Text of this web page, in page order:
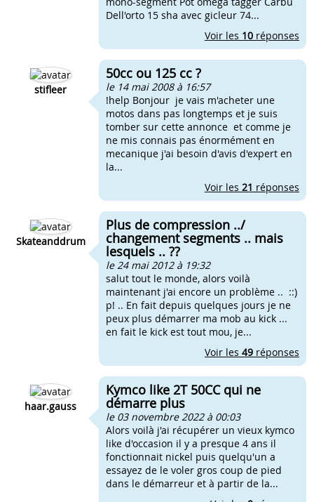
Dell'orto 15 sha avec gicleur 74...
Voir les 10 réponses
stifleer
50cc ou 125 cc ?
le 14 mai 2008 à 16:57
!help Bonjour je vais m'acheter une
motos dans pas longtemps et je suis
tomber sur cette annonce et comme je
ne mis connais pas énormément en
mecanique j'ai besoin d'avis d'expert en
la...
Voir les 21 réponses
Skateanddrum
Plus de compression ../
changement segments .. mais
lesquels .. ??
le 24 mai 2012 à 19:32
salut tout le monde, alors voilà
maintenant j'ai encore un problème .. ::)
p! .. En fait depuis quelques jours je ne
peux plus démarrer ma mob au kick ...
en fait le kick est tout mou, je...
Voir les 49 réponses
haar.gauss
Kymco like 2T 50CC qui ne
démarre plus
le 03 novembre 2022 à 00:03
Alors voilà j'ai récupérer un vieux kymco
like d'occasion il y a presque 4 ans il
fonctionnait nickel puis quelqu'un a
essayez de le voler gros coup de pied
dans le démarreur et à partir de la...